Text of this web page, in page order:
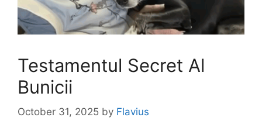
Testamentul Secret Al
Bunicii
October 31, 2025 by Flavius